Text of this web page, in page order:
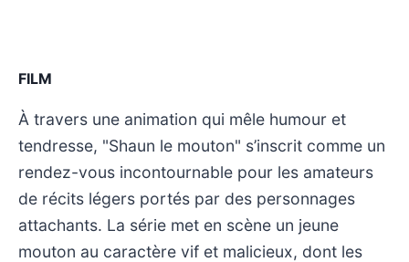
FILM
À travers une animation qui mêle humour et
tendresse, "Shaun le mouton" s’inscrit comme un
rendez-vous incontournable pour les amateurs
de récits légers portés par des personnages
attachants. La série met en scène un jeune
mouton au caractère vif et malicieux, dont les